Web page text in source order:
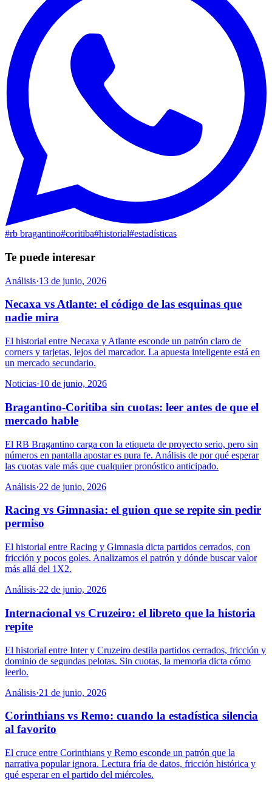
#rb bragantino#coritiba#historial#estadísticas
Te puede interesar
Análisis·13 de junio, 2026
Necaxa vs Atlante: el código de las esquinas que
nadie mira
El historial entre Necaxa y Atlante esconde un patrón claro de
corners y tarjetas, lejos del marcador. La apuesta inteligente está en
un mercado secundario.
Noticias·10 de junio, 2026
Bragantino-Coritiba sin cuotas: leer antes de que el
mercado hable
El RB Bragantino carga con la etiqueta de proyecto serio, pero sin
números en pantalla apostar es pura fe. Análisis de por qué esperar
las cuotas vale más que cualquier pronóstico anticipado.
Análisis·22 de junio, 2026
Racing vs Gimnasia: el guion que se repite sin pedir
permiso
El historial entre Racing y Gimnasia dicta partidos cerrados, con
fricción y pocos goles. Analizamos el patrón y dónde buscar valor
más allá del 1X2.
Análisis·22 de junio, 2026
Internacional vs Cruzeiro: el libreto que la historia
repite
El historial entre Inter y Cruzeiro destila partidos cerrados, fricción y
dominio de segundas pelotas. Sin cuotas, la memoria dicta cómo
leerlo.
Análisis·21 de junio, 2026
Corinthians vs Remo: cuando la estadística silencia
al favorito
El cruce entre Corinthians y Remo esconde un patrón que la
narrativa popular ignora. Lectura fría de datos, fricción histórica y
qué esperar en el partido del miércoles.